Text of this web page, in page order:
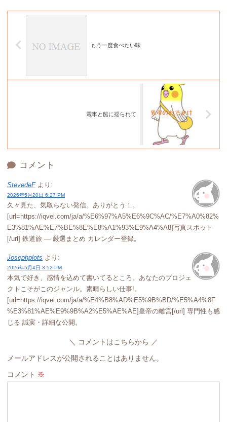
もう一度食べたい味
電車と船に揺られて
コメント
StevedeF より:
2026年5月20日 6:27 PM
久々見た、気取らない発信。ありがとう！。
[url=https://iqvel.com/ja/a/%E6%97%A5%E6%9C%AC/%E7%A0%82%
E3%81%AE%E7%BE%8E%E8%A1%93%E9%A4%A8]写真スポット
[/url] 鉄道旅 — 厳選まとめ カレンダー登録。
Josephplots より:
2026年5月4日 3:52 PM
本気で好き、感情を込めて書いてるところ。あなたのプロジェ
クトこそがこのジャンル。素晴らしい仕事!。
[url=https://iqvel.com/ja/a/%E4%B8%AD%E5%9B%BD/%E5%A4%8F
%E3%81%AE%E9%9B%A2%E5%AE%AE]皇帝の離宮[/url] 専門性も感
じる 誠実・詳細な公開。
コメントはこちらから
メールアドレスが公開されることはありません。
コメント ※